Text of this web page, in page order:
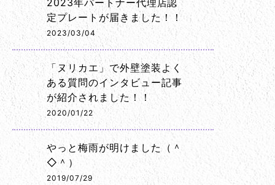
2023年パートナー代理店認
定プレートが届きました！！
2023/03/04
「ヌリカエ」で外壁塗装よく
ある質問のインタビュー記事
が紹介されました！！
2020/01/22
やっと梅雨が明けました（＾
◇＾）
2019/07/29